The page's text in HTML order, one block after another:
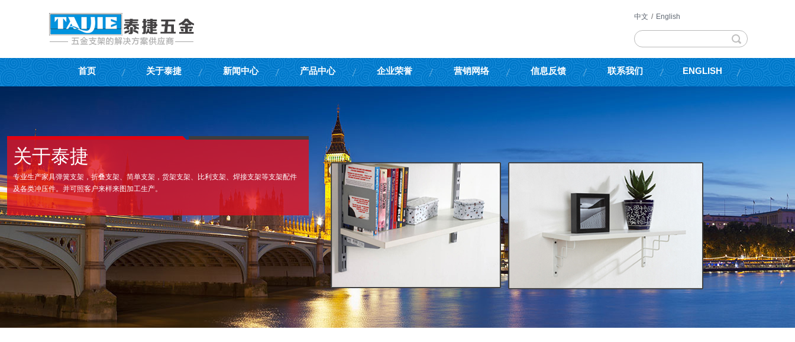
中文 / English
首页 关于泰捷 新闻中心 产品中心 企业荣誉 营销网络 信息反馈 联系我们 ENGLISH
关于泰捷
专业生产家具弹簧支架，折叠支架、简单支架，货架支架、比利支架、焊接支架等支架配件
及各类冲压件。并可照客户来样来图加工生产。